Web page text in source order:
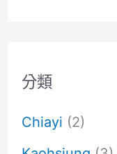
分類
Chiayi (2)